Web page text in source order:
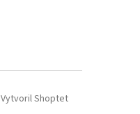
Vytvoril Shoptet